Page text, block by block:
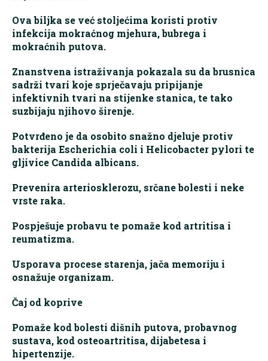
Ova biljka se već stoljećima koristi protiv
infekcija mokraćnog mjehura, bubrega i
mokraćnih putova.
Znanstvena istraživanja pokazala su da brusnica
sadrži tvari koje sprječavaju pripijanje
infektivnih tvari na stijenke stanica, te tako
suzbijaju njihovo širenje.
Potvrđeno je da osobito snažno djeluje protiv
bakterija Escherichia coli i Helicobacter pylori te
gljivice Candida albicans.
Prevenira arteriosklerozu, srčane bolesti i neke
vrste raka.
Pospješuje probavu te pomaže kod artritisa i
reumatizma.
Usporava procese starenja, jača memoriju i
osnažuje organizam.
Čaj od koprive
Pomaže kod bolesti dišnih putova, probavnog
sustava, kod osteoartritisa, dijabetesa i
hipertenzije.